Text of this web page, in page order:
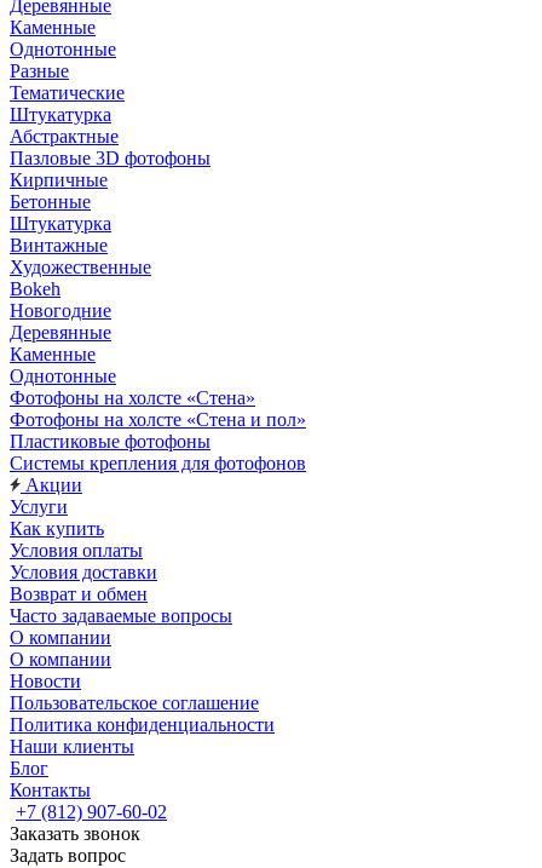
Деревянные
Каменные
Однотонные
Разные
Тематические
Штукатурка
Абстрактные
Пазловые 3D фотофоны
Кирпичные
Бетонные
Штукатурка
Винтажные
Художественные
Bokeh
Новогодние
Деревянные
Каменные
Однотонные
Фотофоны на холсте «Стена»
Фотофоны на холсте «Стена и пол»
Пластиковые фотофоны
Системы крепления для фотофонов
Акции
Услуги
Как купить
Условия оплаты
Условия доставки
Возврат и обмен
Часто задаваемые вопросы
О компании
О компании
Новости
Пользовательское соглашение
Политика конфиденциальности
Наши клиенты
Блог
Контакты
+7 (812) 907-60-02
Заказать звонок
Задать вопрос